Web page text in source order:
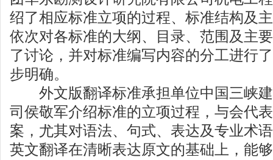
绍了相应标准立项的过程、标准结构及
依次对各标准的大纲、目录、范围及主
了讨论，并对标准编写内容的分工进行
步明确。
外文版翻译标准承担单位中国三峡建
司侯敬军介绍标准的立项过程，与会代
案，尤其对语法、句式、表达及专业术
英文翻译在清晰表达原文的基础上，能